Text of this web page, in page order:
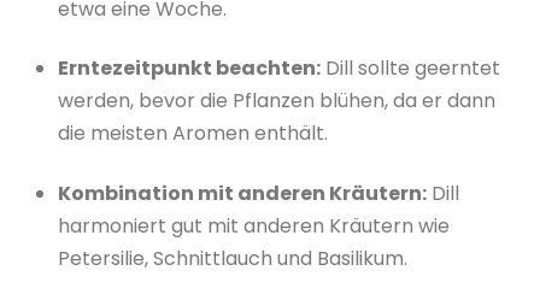
etwa eine Woche.
Erntezeitpunkt beachten: Dill sollte geerntet
werden, bevor die Pflanzen blühen, da er dann
die meisten Aromen enthält.
Kombination mit anderen Kräutern: Dill
harmoniert gut mit anderen Kräutern wie
Petersilie, Schnittlauch und Basilikum.